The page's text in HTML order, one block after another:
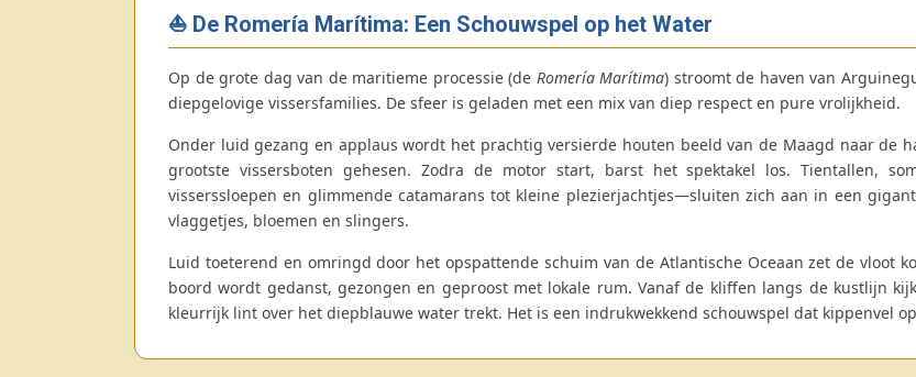
⛵ De Romería Marítima: Een Schouwspel op het Water
Op de grote dag van de maritieme processie (de Romería Marítima) stroomt de haven van
diepgelovige vissersfamilies. De sfeer is geladen met een mix van diep respect en pure vrolijkheid.
Onder luid gezang en applaus wordt het prachtig versierde houten beeld van de Maagd naar de
grootste vissersboten gehesen. Zodra de motor start, barst het spektakel los. Tientallen,
visserssloepen en glimmende catamarans tot kleine plezierjachtjes—sluiten zich aan in een
vlaggetjes, bloemen en slingers.
Luid toeterend en omringd door het opspattende schuim van de Atlantische Oceaan zet de vloot
boord wordt gedanst, gezongen en geproost met lokale rum. Vanaf de kliffen langs de kustlijn
kleurrijk lint over het diepblauwe water trekt. Het is een indrukwekkend schouwspel dat kippenvel